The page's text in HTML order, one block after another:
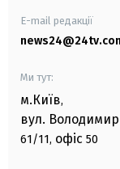
E-mail редакції
Ми тут:
м.Київ,
вул.
61/11, офіс 50